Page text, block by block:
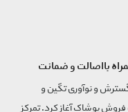
بااصالت و ضمانت
با نام ثبتی گسترش و نوآوری تگین و
حوزه فروش پوشاک آغاز کرد. تمرکز